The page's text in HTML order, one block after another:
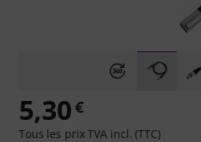
5,30€
Tous les prix TVA incl. (TTC)